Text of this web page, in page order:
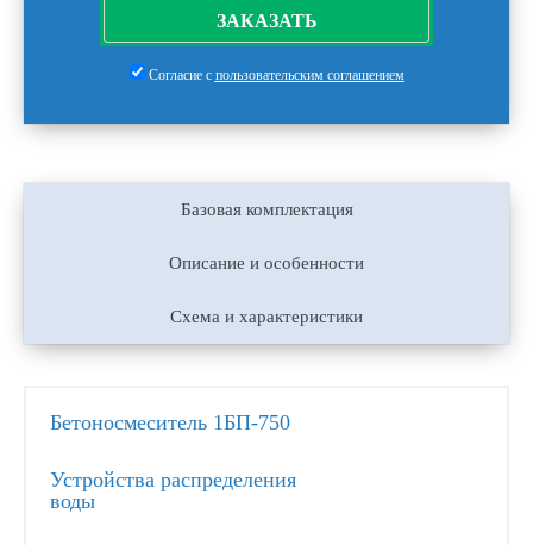
ЗАКАЗАТЬ
Согласие с пользовательским соглашением
Базовая комплектация
Описание и особенности
Схема и характеристики
Бетоносмеситель 1БП-750
Устройства распределения
воды